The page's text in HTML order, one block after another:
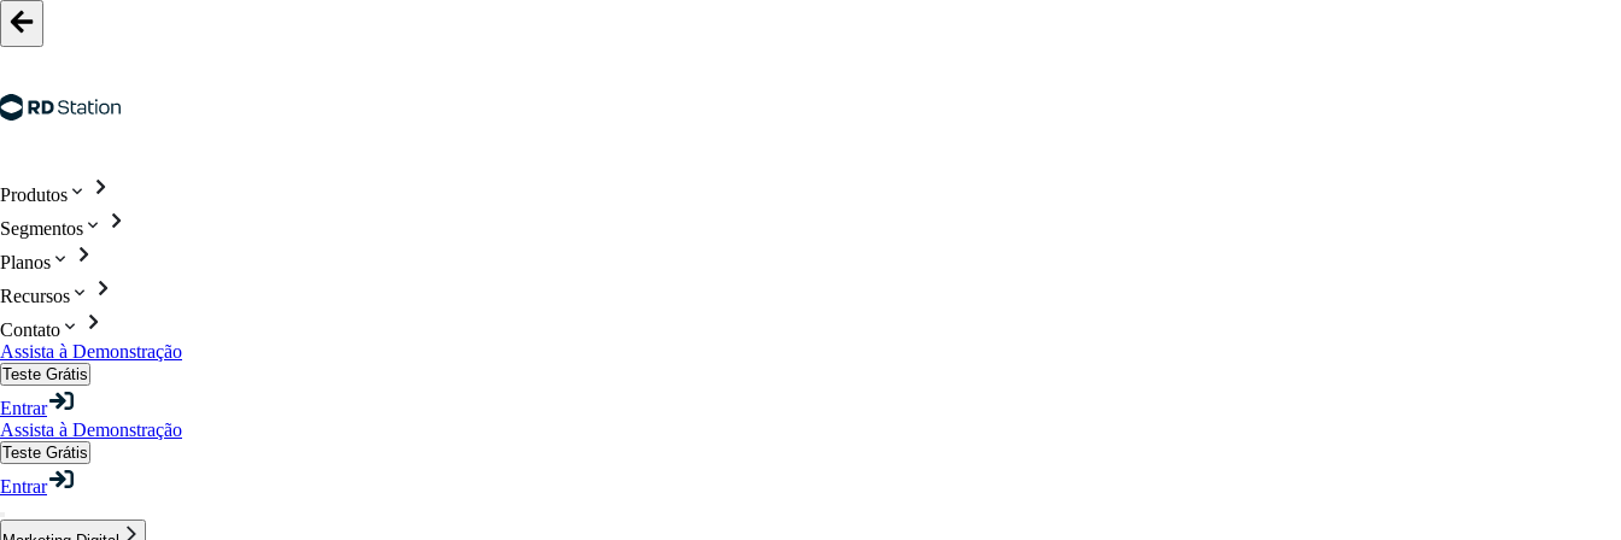
Produtos
Segmentos
Planos
Recursos
Contato
Assista à Demonstração
Teste Grátis
Entrar
Assista à Demonstração
Teste Grátis
Entrar